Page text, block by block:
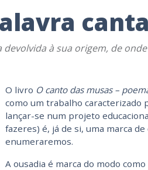
devolvida à sua origem, de
O livro O canto das musas –
como um trabalho caracterizado
lançar-se num projeto
fazeres) é, já de si, uma marca
enumeraremos.
A ousadia é marca do modo